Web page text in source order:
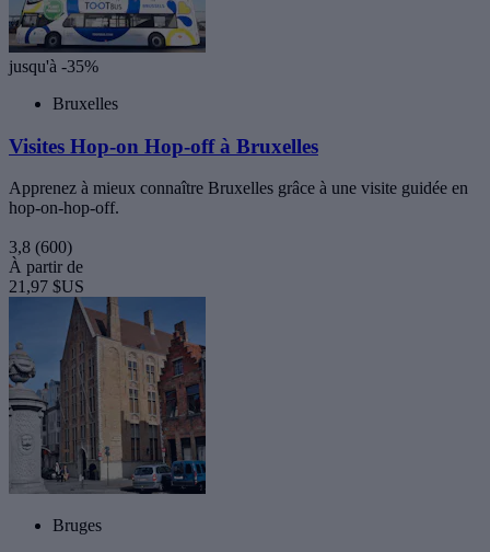
jusqu'à -35%
Bruxelles
Visites Hop-on Hop-off à Bruxelles
Apprenez à mieux connaître Bruxelles grâce à une visite guidée en
hop-on-hop-off.
3,8 (600)
À partir de
21,97 $US
Bruges